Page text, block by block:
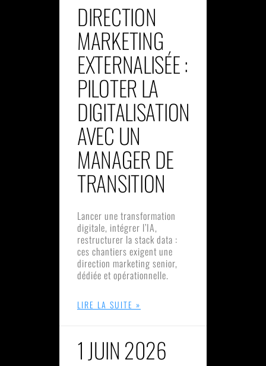
DIRECTION
MARKETING
EXTERNALISÉE :
PILOTER LA
DIGITALISATION
AVEC UN
MANAGER DE
TRANSITION
Lancer une transformation
digitale, intégrer l’IA,
restructurer la stack data :
ces chantiers exigent une
direction marketing senior,
dédiée et opérationnelle.
LIRE LA SUITE »
1 JUIN 2026